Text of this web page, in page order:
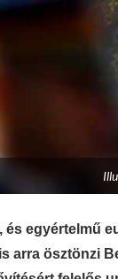
egyértelmű
arra ösztönzi